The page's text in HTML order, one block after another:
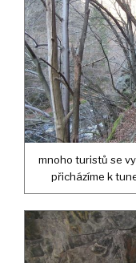
mnoho turistů se
přicházíme k